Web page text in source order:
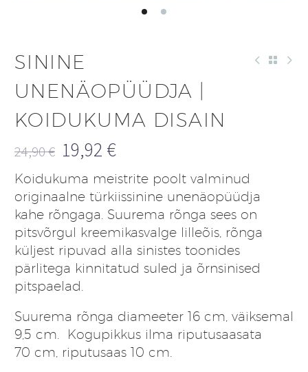
SININE
UNENÄOPÜÜDJA |
KOIDUKUMA DISAIN
24,90€
Algne
hind
oli:
24,90 €.
19,92 €
Praegune
hind
on:
19,92 €.
Koidukuma meistrite poolt valminud
originaalne türkiissinine unenäopüüdja
kahe rõngaga. Suurema rõnga sees on
pitsvõrgul kreemikasvalge lilleõis, rõnga
küljest ripuvad alla sinistes toonides
pärlitega kinnitatud suled ja õrnsinised
pitspaelad.
Suurema rõnga diameeter 16 cm, väiksemal
9,5 cm. Kogupikkus ilma riputusaasata
70 cm, riputusaas 10 cm.